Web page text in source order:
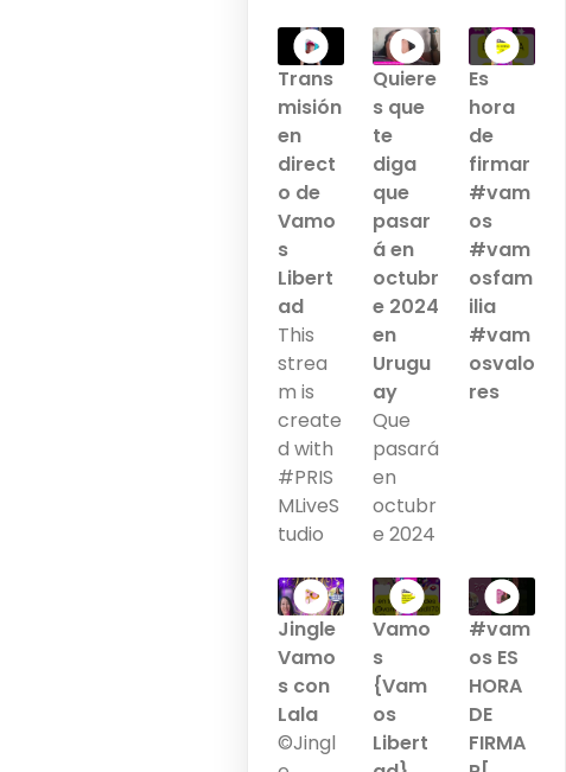
Trans
misión
en
direct
o de
Vamo
s
Libert
ad
This
strea
m is
create
d with
#PRIS
MLiveS
tudio
Quiere
s que
te
diga
que
pasar
á en
octubr
e 2024
en
Urugu
ay
Que
pasará
en
octubr
e 2024
Es
hora
de
firmar
#vam
os
#vam
osfam
ilia
#vam
osvalo
res
Jingle
Vamo
s con
Lala
©Jingl
Vamo
s
{Vam
os
Libert
#vam
os ES
HORA
DE
FIRMA